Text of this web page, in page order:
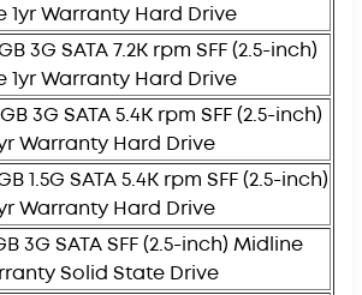
1yr Warranty Hard Drive
3G SATA 7.2K rpm SFF (2.5-inch)
1yr Warranty Hard Drive
3G SATA 5.4K rpm SFF (2.5-inch)
Warranty Hard Drive
1.5G SATA 5.4K rpm SFF (2.5-inch)
Warranty Hard Drive
3G SATA SFF (2.5-inch) Midline
Solid State Drive